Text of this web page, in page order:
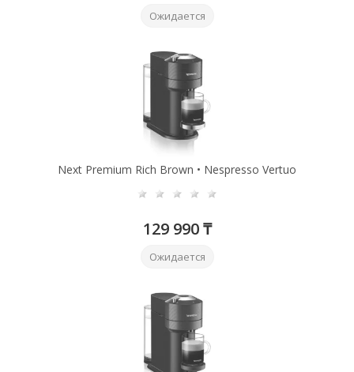
Ожидается
Next Premium Rich Brown • Nespresso Vertuo
129 990 ₸
Ожидается